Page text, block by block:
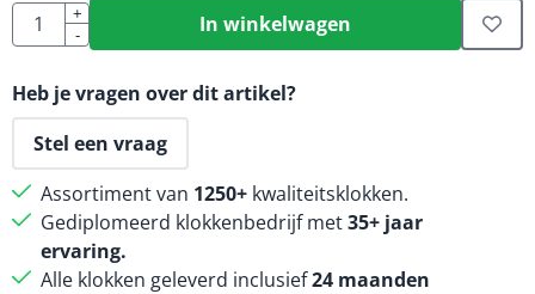
Aantal
+
-
In winkelwagen
Heb je vragen over dit artikel?
Stel een vraag
Assortiment van 1250+ kwaliteitsklokken.
Gediplomeerd klokkenbedrijf met35+ jaar
ervaring.
Alle klokken geleverd inclusief24 maanden